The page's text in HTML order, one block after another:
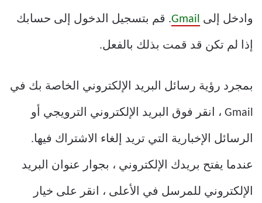
وادخل إلى Gmail. قم بتسجيل الدخول إلى حسابك
إذا لم تكن قد قمت بذلك بالفعل.
بمجرد رؤية رسائل البريد الإلكتروني الخاصة بك في
Gmail ، انقر فوق البريد الإلكتروني الترويجي أو
الرسائل الإخبارية التي تريد إلغاء الاشتراك فيها.
عندما يفتح بريدك الإلكتروني ، بجوار عنوان البريد
الإلكتروني للمرسل في الأعلى ، انقر على خيار